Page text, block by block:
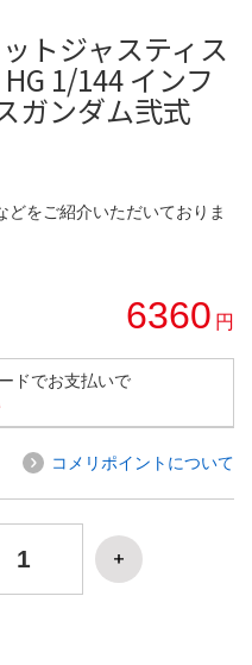
トジャスティス
1/144 インフ
ガンダム弐式
をご紹介いただいておりま
6360 円
ドでお支払いで
コメリポイントについて